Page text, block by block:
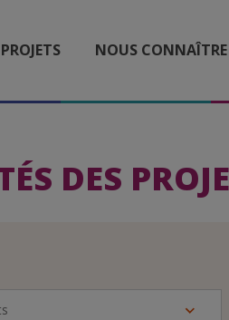
NOUS CONNAÎTRE
DES